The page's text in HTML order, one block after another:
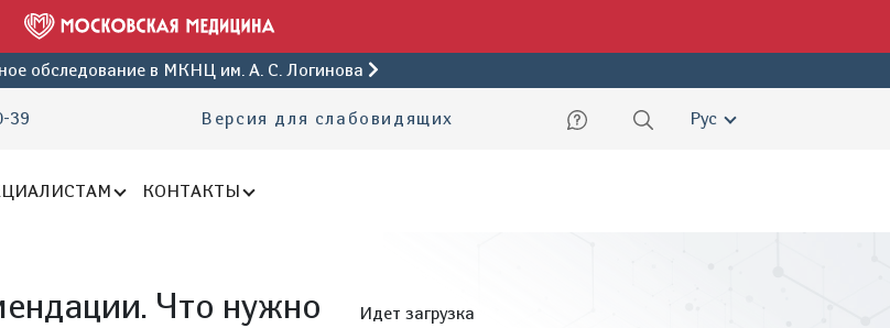
обследование в МКНЦ им. А. С. Логинова
39 Версия для слабовидящих Русский
КОНТАКТЫ
Что нужно
Идет загрузка